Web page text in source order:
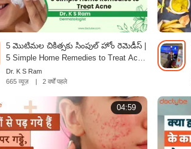
5 మొటిమల చికిత్సకు సింపుల్ హోం రెమెడీస్ |
5 Simple Home Remedies to Treat Acne
| Telugu
Dr. K S Ram
665 व्यूज़
| 2 वर्षों पहले
04:59